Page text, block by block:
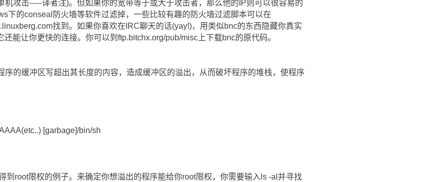
攻击-----译者注)。但如果你的宽带等于或大于攻击者，那么他的IP则可以很容易的
下的conseal防火墙等软件过滤掉，一些比较有趣的防火墙过滤脚本可以在
找到。如果你喜欢在IRC聊天的话(yay!)，用类似bnc的东西隐藏你真实
能让你更快的连接。你可以到ftp.bitchx.org/pub/misc上下载bnc的原代码。
序的缓冲区写超出其长度的内容，造成缓冲区的溢出，从而破坏程序的堆栈，使程序
[garbage]/bin/sh
到root限权的例子。来确定你想溢出的程序能给你root限权，你需要输入ls -al并寻找